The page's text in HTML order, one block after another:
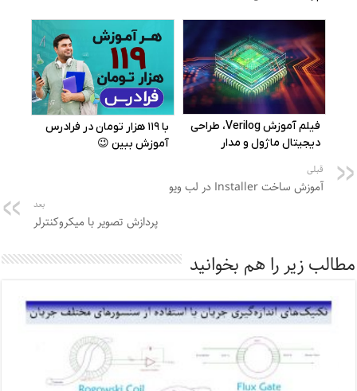
قبلی
آموزش ساخت Installer در لب ویو
بعد
پردازش تصویر با میکروکنترلر
مطالب زیر را هم بخوانید